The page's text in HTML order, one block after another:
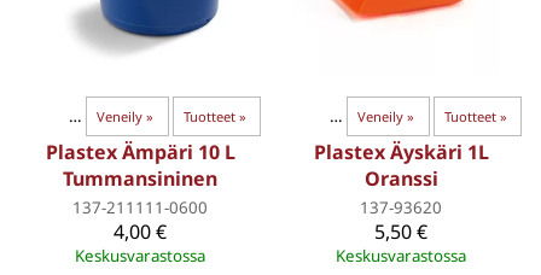
Tuotteet ‪»
Veneily ‪»
Plastex Ämpäri 10 L
Tummansininen
137-211111-0600
4,00 €
Keskusvarastossa
Tuotteet ‪»
Veneily ‪»
Turvallisuus
Turvavälineet ‪»
Plastex Äyskäri 1L
Oranssi
137-93620
5,50 €
Keskusvarastossa